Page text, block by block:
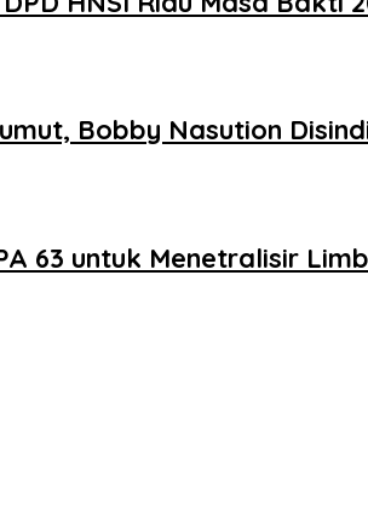
Bobby Nasution
63 untuk Menetralisir